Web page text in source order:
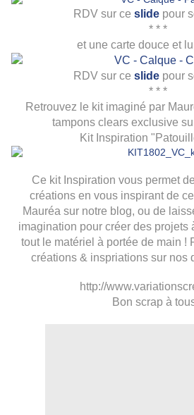
RDV sur ce slide pour
* * *
et une carte douce et
RDV sur ce slide pour
* * *
Retrouvez le kit imaginé par
tampons clears exclusive
Kit Inspiration
Ce kit Inspiration vous permet
créations en vous inspirant de
Mauréa sur notre blog, ou de
imagination pour créer des projets
tout le matériel à portée de main !
créations & inspriations sur nos
http://
Bon scrap à